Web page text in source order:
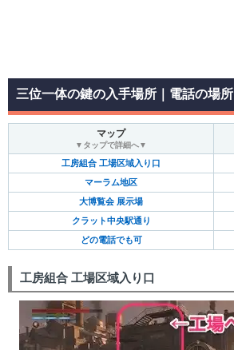
三位一体の鍵の入手場所｜電話の場所
マップ
▼タップで詳細へ▼
工房組合 工場区域入り口
マーラム地区
大博覧会 展示場
クラット中央駅通り
どの電話でも可
工房組合 工場区域入り口